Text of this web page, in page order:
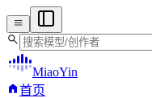
menu
search
MiaoYin
home首页